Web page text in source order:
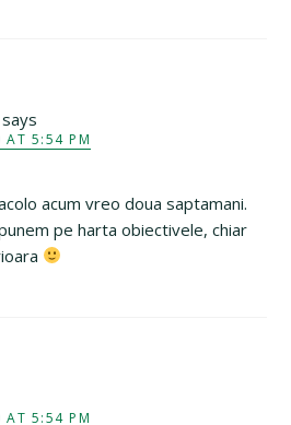
says
AT 5:54 PM
acum vreo doua saptamani.
pe harta obiectivele, chiar
AT 5:54 PM